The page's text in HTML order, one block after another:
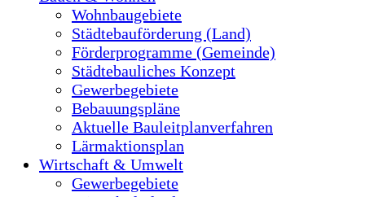
Wohnbaugebiete
Städtebauförderung (Land)
Förderprogramme (Gemeinde)
Städtebauliches Konzept
Gewerbegebiete
Bebauungspläne
Aktuelle Bauleitplanverfahren
Lärmaktionsplan
Wirtschaft & Umwelt
Gewerbegebiete